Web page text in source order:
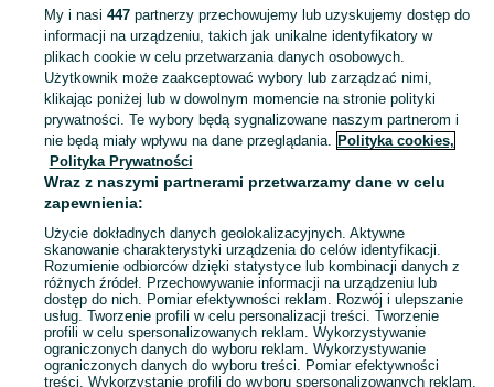
KATEGORIA
ubranko do chrztu dla chłopca , ubranko do chrztu dla dziewczynki , ubranko
Zobacz
Mapa kategorii
Mapa miejscowości
Mapa ministron
Popularne wyszukiwania
My i nasi 447partnerzy przechowujemy lub uzyskujemy dostęp do
informacji na urządzeniu, takich jak unikalne identyfikatory w
plikach cookie w celu przetwarzania danych osobowych.
Użytkownik może zaakceptować wybory lub zarządzać nimi,
klikając poniżej lub w dowolnym momencie na stronie polityki
prywatności. Te wybory będą sygnalizowane naszym partnerom i
nie będą miały wpływu na dane przeglądania. Polityka cookies,
Polityka Prywatności
Wraz z naszymi partnerami przetwarzamy dane w celu
zapewnienia:
Użycie dokładnych danych geolokalizacyjnych. Aktywne
skanowanie charakterystyki urządzenia do celów identyfikacji.
Rozumienie odbiorców dzięki statystyce lub kombinacji danych z
różnych źródeł. Przechowywanie informacji na urządzeniu lub
dostęp do nich. Pomiar efektywności reklam. Rozwój i ulepszanie
usług. Tworzenie profili w celu personalizacji treści. Tworzenie
profili w celu spersonalizowanych reklam. Wykorzystywanie
ograniczonych danych do wyboru reklam. Wykorzystywanie
ograniczonych danych do wyboru treści. Pomiar efektywności
treści. Wykorzystanie profili do wyboru spersonalizowanych reklam.